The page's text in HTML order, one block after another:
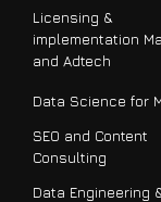
Licensing &
implementation
and Adtech
Data Science for
SEO and Content
Consulting
Data Engineering